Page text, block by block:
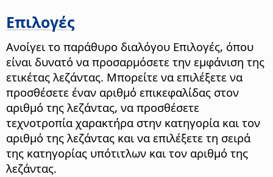
Επιλογές
Ανοίγει το παράθυρο διαλόγου Επιλογές, όπου
είναι δυνατό να προσαρμόσετε την εμφάνιση της
ετικέτας λεζάντας. Μπορείτε να επιλέξετε να
προσθέσετε έναν αριθμό επικεφαλίδας στον
αριθμό της λεζάντας, να προσθέσετε
τεχνοτροπία χαρακτήρα στην κατηγορία και τον
αριθμό της λεζάντας και να επιλέξετε τη σειρά
της κατηγορίας υπότιτλων και τον αριθμό της
λεζάντας.